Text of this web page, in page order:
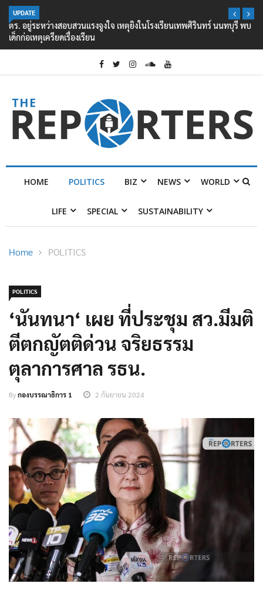
UPDATE
ตร. อยู่ระหว่างสอบสวนแรงจูงใจ เหตุยิงในโรงเรียนเทพศิรินทร์ นนทบุรี พบ
เด็กก่อเหตุเครียดเรื่องเรียน
HOME POLITICS BIZ NEWS WORLD
LIFE SPECIAL SUSTAINABILITY
Home POLITICS
POLITICS
‘นันทนา‘ เผย ที่ประชุม สว.มีมติ
ตีตกญัตติด่วน จริยธรรม
ตุลาการศาล รธน.
Byกองบรรณาธิการ 1 2 กันยายน 2024